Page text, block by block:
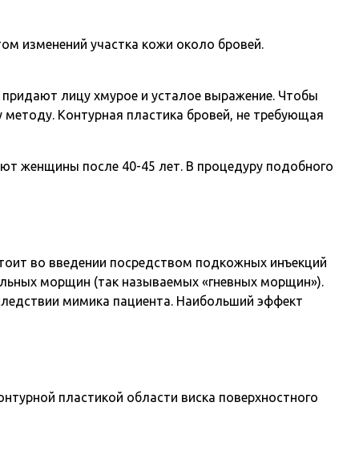
изменений участка кожи около бровей.
лицу хмурое и усталое выражение. Чтобы
Контурная пластика бровей, не требующая
женщины после 40-45 лет. В процедуру подобного
во введении посредством подкожных инъекций
морщин (так называемых «гневных морщин»).
мимика пациента. Наибольший эффект
пластикой области виска поверхностного